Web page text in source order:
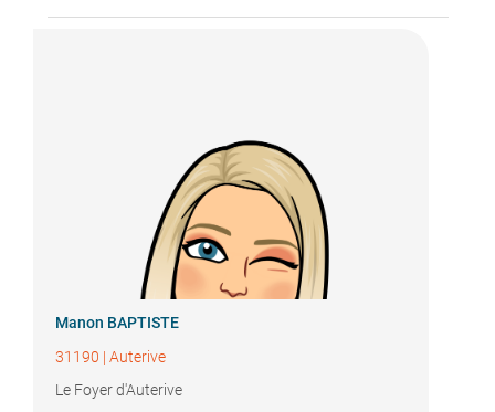
Manon BAPTISTE
31190 | Auterive
Le Foyer d'Auterive